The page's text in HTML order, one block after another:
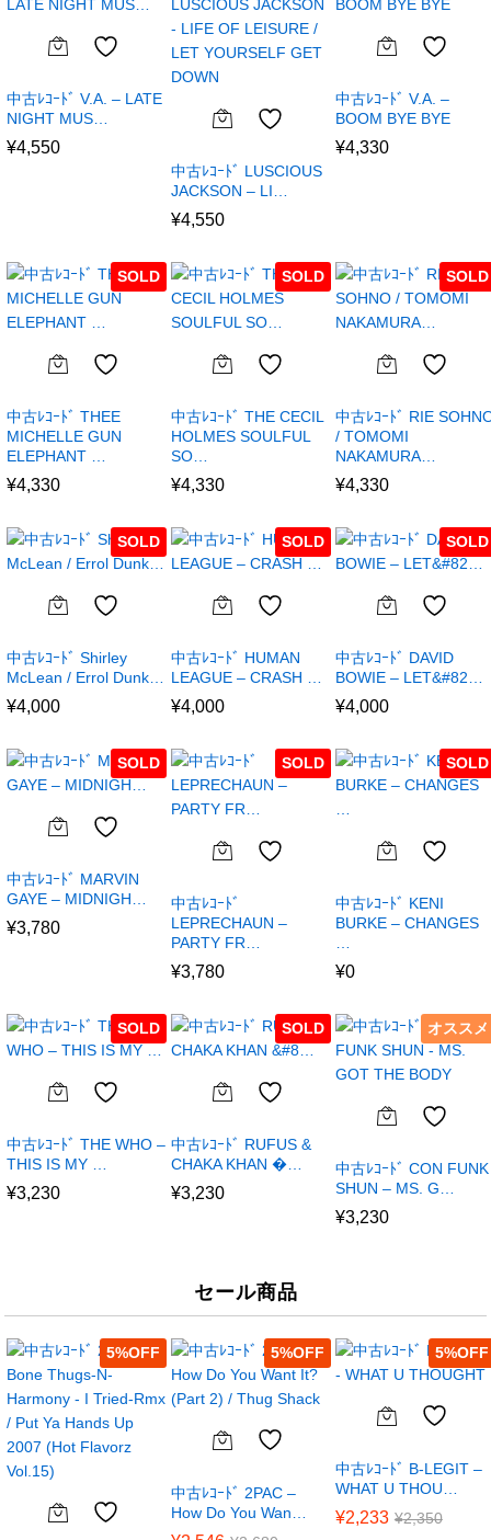
中古ﾚｺｰﾄﾞ V.A. – LATE
NIGHT MUS…
¥4,550
中古ﾚｺｰﾄﾞ LUSCIOUS
JACKSON – LI…
¥4,550
中古ﾚｺｰﾄﾞ V.A. –
BOOM BYE BYE
¥4,330
SOLD
中古ﾚｺｰﾄﾞ THEE
MICHELLE GUN
ELEPHANT …
¥4,330
SOLD
中古ﾚｺｰﾄﾞ THE CECIL
HOLMES SOULFUL
SO…
¥4,330
SOLD
中古ﾚｺｰﾄﾞ RIE
/ TOMOMI
NAKAMURA…
¥4,330
SOLD
中古ﾚｺｰﾄﾞ Shirley
McLean / Errol Dunk…
¥4,000
SOLD
中古ﾚｺｰﾄﾞ HUMAN
LEAGUE – CRASH …
¥4,000
SOLD
中古ﾚｺｰﾄﾞ DAVID
BOWIE – LET&#82…
¥4,000
SOLD
中古ﾚｺｰﾄﾞ MARVIN
GAYE – MIDNIGH…
¥3,780
SOLD
中古ﾚｺｰﾄﾞ
LEPRECHAUN –
PARTY FR…
¥3,780
SOLD
中古ﾚｺｰﾄﾞ KENI
BURKE – CHANGES
…
¥0
SOLD
中古ﾚｺｰﾄﾞ THE WHO –
THIS IS MY …
¥3,230
SOLD
中古ﾚｺｰﾄﾞ RUFUS &
CHAKA KHAN �…
¥3,230
オススメ
中古ﾚｺｰﾄﾞ CON FUNK
SHUN – MS. G…
¥3,230
セール商品
5% 5%
中古ﾚｺｰﾄﾞ 2PAC –
How Do You Wan…
5%
中古ﾚｺｰﾄﾞ B-LEGIT –
WHAT U THOU…
¥2,233 ¥2,350